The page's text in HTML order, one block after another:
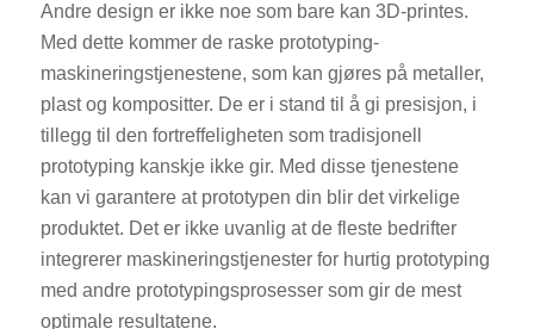
Andre design er ikke noe som bare kan 3D-printes.
Med dette kommer de raske prototyping-
maskineringstjenestene, som kan gjøres på metaller,
plast og kompositter. De er i stand til å gi presisjon, i
tillegg til den fortreffeligheten som tradisjonell
prototyping kanskje ikke gir. Med disse tjenestene
kan vi garantere at prototypen din blir det virkelige
produktet. Det er ikke uvanlig at de fleste bedrifter
integrerer maskineringstjenester for hurtig prototyping
med andre prototypingsprosesser som gir de mest
optimale resultatene.